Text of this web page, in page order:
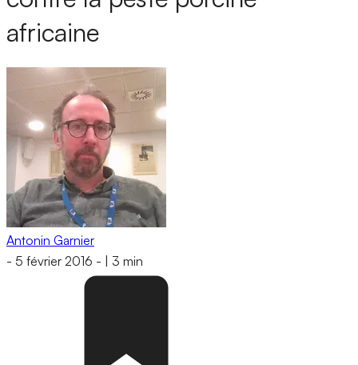
africaine
Antonin Garnier
- 5 février 2016 - 3 min